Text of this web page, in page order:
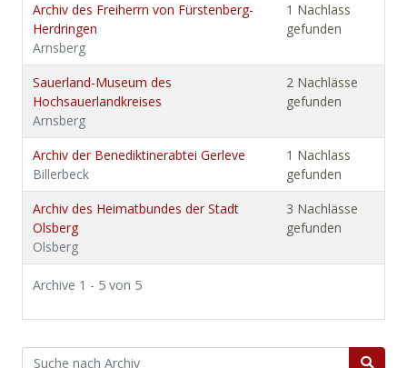
Archiv des Freiherrn von Fürstenberg-
Herdringen
Arnsberg
1 Nachlass
gefunden
Sauerland-Museum des
Hochsauerlandkreises
Arnsberg
2 Nachlässe
gefunden
Archiv der Benediktinerabtei Gerleve
Billerbeck
1 Nachlass
gefunden
Archiv des Heimatbundes der Stadt
Olsberg
Olsberg
3 Nachlässe
gefunden
Archive 1 - 5 von 5